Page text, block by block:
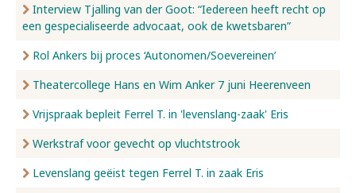
Interview Tjalling van der Goot: “Iedereen heeft recht op
een gespecialiseerde advocaat, ook de kwetsbaren”
Rol Ankers bij proces ‘Autonomen/Soevereinen’
Theatercollege Hans en Wim Anker 7 juni Heerenveen
Vrijspraak bepleit Ferrel T. in 'levenslang-zaak' Eris
Werkstraf voor gevecht op vluchtstrook
Levenslang geëist tegen Ferrel T. in zaak Eris